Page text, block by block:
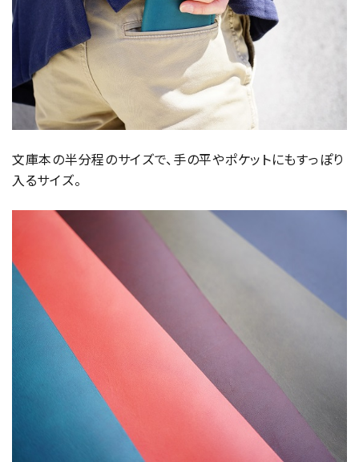
文庫本の半分程のサイズで、手の平やポケットにもすっぽり
入るサイズ。